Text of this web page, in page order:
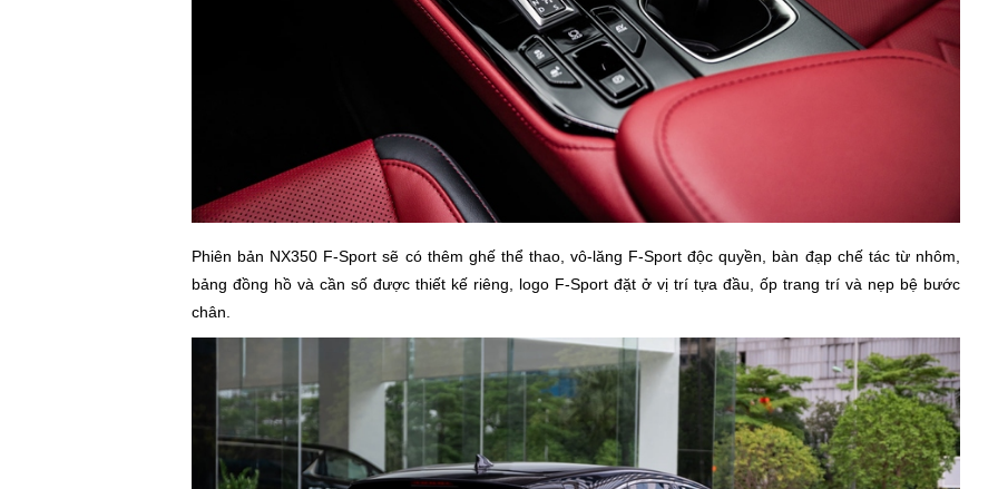
Phiên bản NX350 F-Sport sẽ có thêm ghế thể thao, vô-lăng F-Sport độc quyền, bàn đạp chế tác từ nhôm,
bảng đồng hồ và cần số được thiết kế riêng, logo F-Sport đặt ở vị trí tựa đầu, ốp trang trí và nẹp bệ bước
chân.